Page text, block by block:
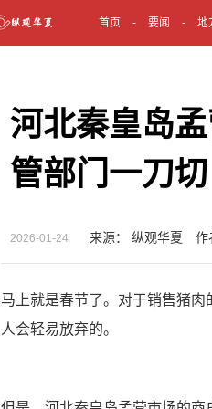
首页 要闻 地
河北秦皇岛
管部门一刀切
2026-01-24 来源： 纵观华夏 作
马上就是春节了。对于销售猪
人会轻易放弃的。